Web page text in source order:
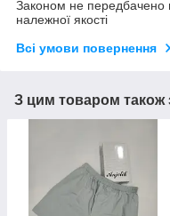
Законом не передбачено
належної якості
Всі умови повернення
З цим товаром також